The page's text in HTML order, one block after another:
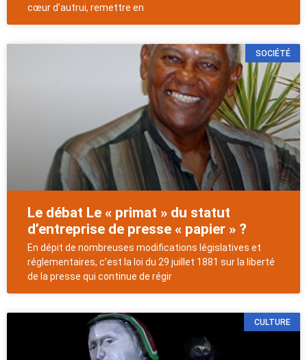
cœur d’autrui, remettre en
SOCIÉTÉ
Le débat Le « primat » du statut
d’entreprise de presse « papier » ?
En dépit de nombreuses modifications législatives et
réglementaires, c’est la loi du 29 juillet 1881 sur la liberté
de la presse qui continue de régir
CULTURE